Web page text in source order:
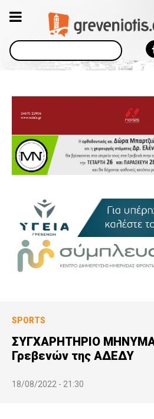
Αναζήτηση
SPORTS
ΣΥΓΧΑΡΗΤΗΡΙΟ
Γρεβενών της ΑΔΕΔΥ
18/08/2022 - 21:30